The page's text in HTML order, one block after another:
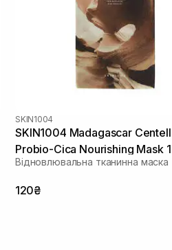
SKIN1004
SKIN1004 Madagascar
Probio-Cica Nourishing Mask
Відновлювальна тканинна маска
120₴